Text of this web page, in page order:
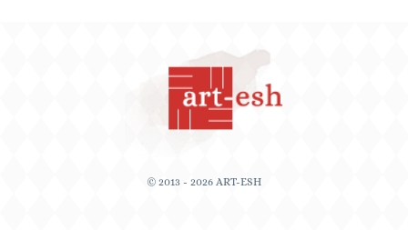
© 2013 - 2026 ART-ESH